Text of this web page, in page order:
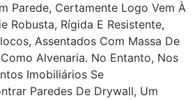
Parede, Certamente Logo Vem À
Robusta, Rígida E Resistente,
Assentados Com Massa De
Alvenaria. No Entanto, Nos
Imobiliários Se
Paredes De Drywall, Um